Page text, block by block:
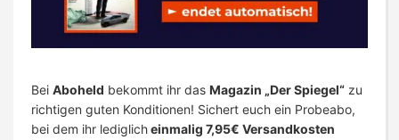
Bei Aboheld bekommt ihr das Magazin „Der Spiegel“ zu
richtigen guten Konditionen! Sichert euch ein Probeabo,
bei dem ihr lediglicheinmalig 7,95€ Versandkosten